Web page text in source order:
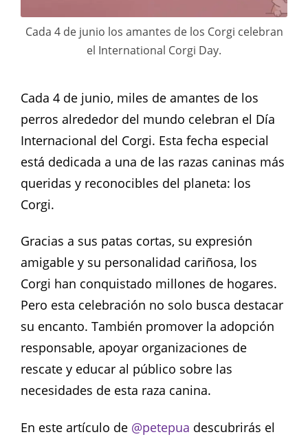
Cada 4 de junio los amantes de los Corgi celebran
el International Corgi Day.
Cada 4 de junio, miles de amantes de los
perros alrededor del mundo celebran el Día
Internacional del Corgi. Esta fecha especial
está dedicada a una de las razas caninas más
queridas y reconocibles del planeta: los
Corgi.
Gracias a sus patas cortas, su expresión
amigable y su personalidad cariñosa, los
Corgi han conquistado millones de hogares.
Pero esta celebración no solo busca destacar
su encanto. También promover la adopción
responsable, apoyar organizaciones de
rescate y educar al público sobre las
necesidades de esta raza canina.
En este artículo de @petepua descubrirás el